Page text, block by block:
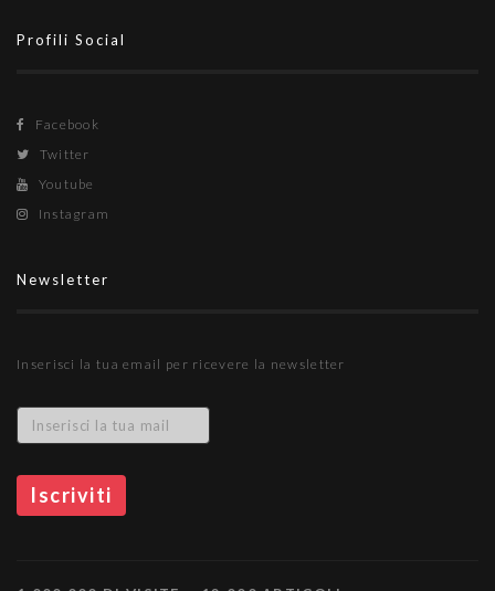
Profili Social
Facebook
Twitter
Youtube
Instagram
Newsletter
Inserisci la tua email per ricevere la newsletter